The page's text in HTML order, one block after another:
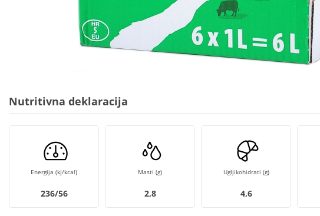
Nutritivna deklaracija
Energija (kJ/kcal)
236/56
Masti (g)
2,8
Ugljikohidrati (g)
4,6